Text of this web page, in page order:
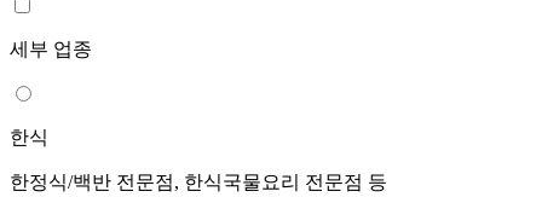
세부 업종
한식
한정식/백반 전문점, 한식국물요리 전문점 등